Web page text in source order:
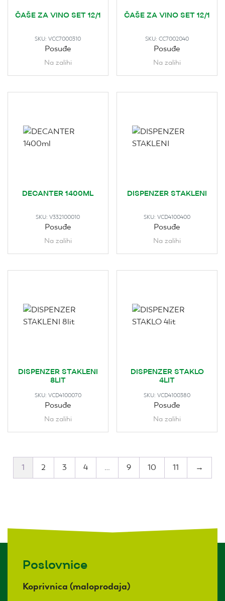
ČAŠE ZA VINO SET 12/1
SKU:VCC7000310
Posuđe
Na zalihi
ČAŠE ZA VINO SET 12/1
SKU:CC7002040
Posuđe
Na zalihi
DECANTER 1400ML
SKU:V332100010
Posuđe
Na zalihi
DISPENZER STAKLENI
SKU:VCD4100400
Posuđe
Na zalihi
DISPENZER STAKLENI
8LIT
SKU: VCD4100070
Posuđe
Na zalihi
DISPENZER STAKLO
4LIT
SKU:VCD4100380
Posuđe
Na zalihi
1 2 3 4 … 9 10 11 →
Poslovnice
Koprivnica (maloprodaja)